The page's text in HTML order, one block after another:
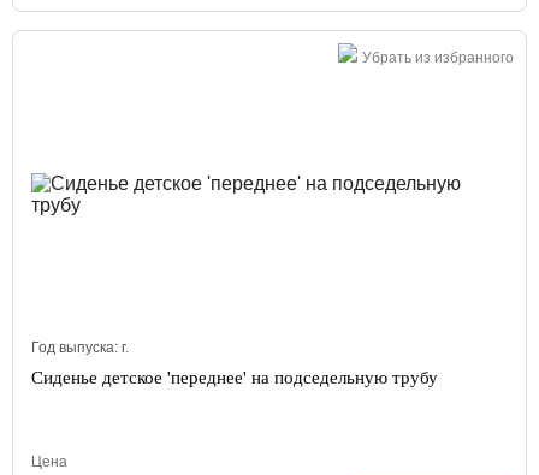
Убрать из избранного
Год выпуска: г.
Сиденье детское 'переднее' на подседельную трубу
Цена